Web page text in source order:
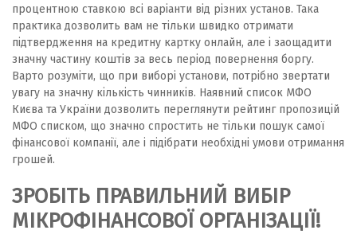
процентною ставкою всі варіанти від різних установ. Така
практика дозволить вам не тільки швидко отримати
підтвердження на кредитну картку онлайн, але і заощадити
значну частину коштів за весь період повернення боргу.
Варто розуміти, що при виборі установи, потрібно звертати
увагу на значну кількість чинників. Наявний список МФО
Києва та України дозволить переглянути рейтинг пропозицій
МФО списком, що значно спростить не тільки пошук самої
фінансової компанії, але і підібрати необхідні умови отримання
грошей.
ЗРОБІТЬ ПРАВИЛЬНИЙ ВИБІР
МІКРОФІНАНСОВОЇ ОРГАНІЗАЦІЇ!